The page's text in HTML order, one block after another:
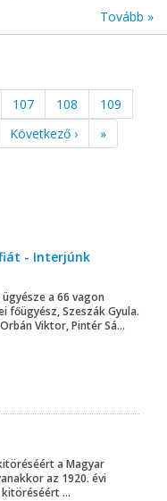
Tovább »
107 108
109
Következő › »
- Interjúnk
a 66 vagon
Szeszák Gyula.
Viktor, Pintér Sá...
a Magyar
az 1920. évi
...